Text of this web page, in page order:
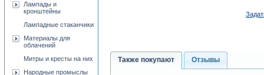
Также покупают Отзывы
Лампады и
кронштейны
Лампадные стаканчики
Материалы для
облачений
Митры и кресты на них
Народные промыслы